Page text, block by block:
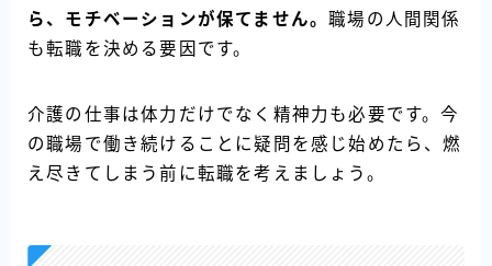
ら、モチベーションが保てません。職場の人間関係
も転職を決める要因です。
介護の仕事は体力だけでなく精神力も必要です。今
の職場で働き続けることに疑問を感じ始めたら、燃
え尽きてしまう前に転職を考えましょう。